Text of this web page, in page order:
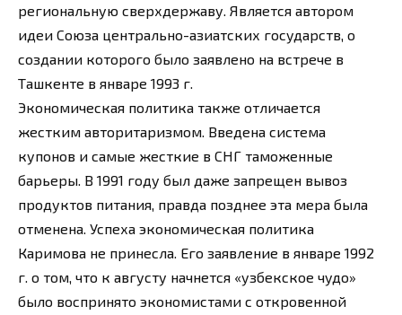
региональную сверхдержаву. Является автором
идеи Союза центрально-азиатских государств, о
создании которого было заявлено на встрече в
Ташкенте в январе 1993 г.
Экономическая политика также отличается
жестким авторитаризмом. Введена система
купонов и самые жесткие в СНГ таможенные
барьеры. В 1991 году был даже запрещен вывоз
продуктов питания, правда позднее эта мера была
отменена. Успеха экономическая политика
Каримова не принесла. Его заявление в январе 1992
г. о том, что к августу начнется «узбекское чудо»
было воспринято экономистами с откровенной